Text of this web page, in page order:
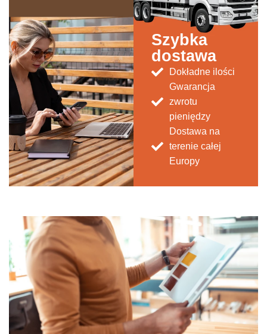
Szybka
dostawa
Dokładne ilości
Gwarancja
zwrotu
pieniędzy
Dostawa na
terenie całej
Europy